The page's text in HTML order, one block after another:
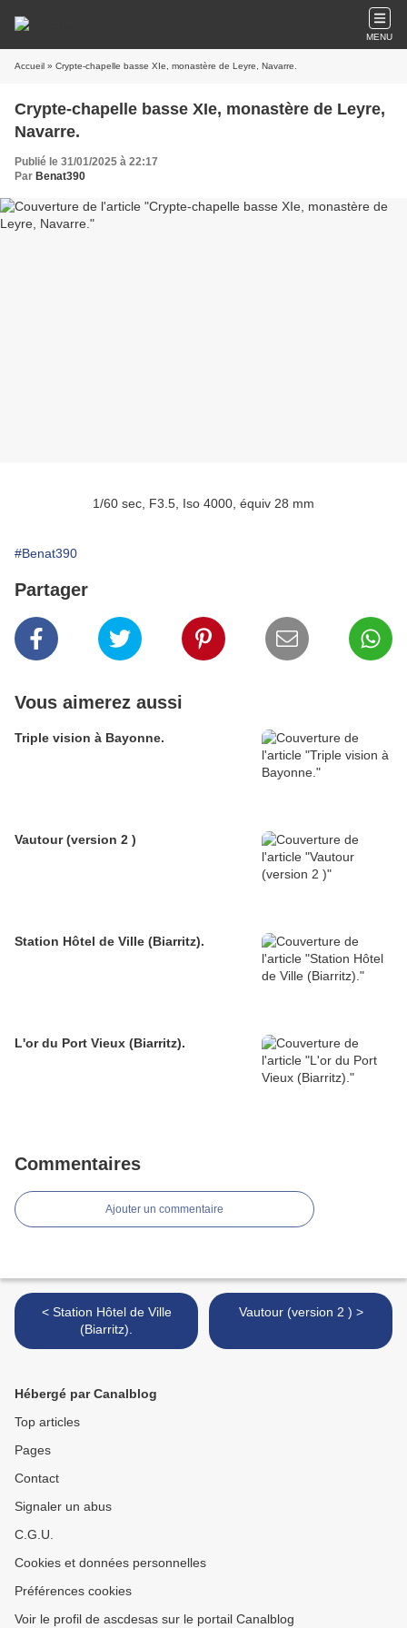
MENU
Accueil » Crypte-chapelle basse XIe, monastère de Leyre, Navarre.
Crypte-chapelle basse XIe, monastère de Leyre,
Navarre.
Publié le 31/01/2025 à 22:17
Par Benat390
1/60 sec, F3.5, Iso 4000, équiv 28 mm
#Benat390
Partager
Vous aimerez aussi
Triple vision à Bayonne.
Vautour (version 2 )
Station Hôtel de Ville (Biarritz).
L'or du Port Vieux (Biarritz).
Commentaires
Ajouter un commentaire
< Station Hôtel de Ville
(Biarritz).
Vautour (version 2 ) >
Hébergé par Canalblog
Top articles
Pages
Contact
Signaler un abus
C.G.U.
Cookies et données personnelles
Préférences cookies
Voir le profil de ascdesas sur le portail Canalblog